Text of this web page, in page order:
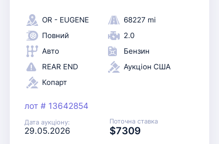
OR - EUGENE
68227 mi
Повний
2.0
Авто
Бензин
REAR END
Аукціон США
Копарт
лот # 13642854
Дата аукціону:
29.05.2026
Поточна ставка
$7309